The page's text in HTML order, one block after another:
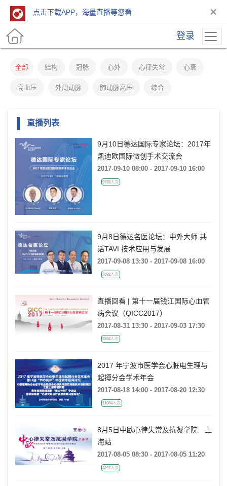
点击下载APP，海量直播等您看 ×
登录
全部 结构 冠脉 心外 心律失常 心衰
高血压 外周动脉 肺动脉高压 综合
直播列表
9月10日德达国际专家论坛：2017年
凯迪欧国际微创手术交流会
2017-09-10 08:00 - 2017-09-10 16:00
9733人次
9月8日德达名医论坛：中外大师 共
话TAVI 技术应用与发展
2017-09-08 13:30 - 2017-09-08 16:00
5592人次
直播回看 | 第十一届钱江国际心血管
病会议（QICC2017）
2017-08-31 13:30 - 2017-09-03 17:30
9254人次
2017 年宁波市医学会心脏电生理与
起搏分会学术年会
2017-08-18 14:00 - 2017-08-20 12:30
11084人次
8月5日中欧心律失常及抗凝学院－上
海站
2017-08-05 08:30 - 2017-08-05 11:20
4297人次